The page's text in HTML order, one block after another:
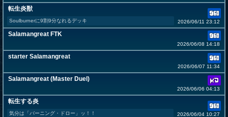
転生炎獣
Soulburnerに9割9分なれるデッキ 2026/06/11 23:12
Salamangreat FTK
2026/06/08 14:18
starter Salamangreat
2026/06/07 11:34
Salamangreat (Master Duel)
2026/06/06 04:13
転生する炎
気分は「バーニング・ドロー」ッ！！ 2026/06/04 10:27